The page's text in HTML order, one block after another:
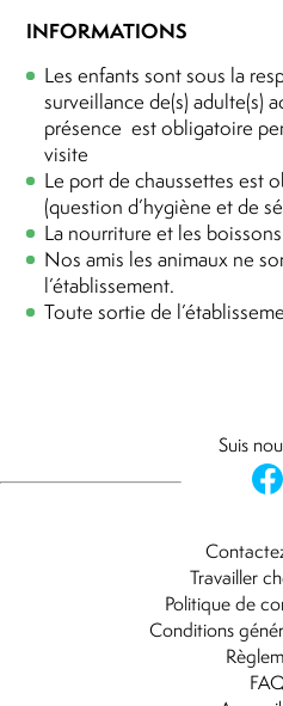
INFORMATIONS
Les enfants sont sous la
surveillance de(s) adulte(s)
présence est obligatoire
visite
Le port de chaussettes est
(question d’hygiène et de
La nourriture et les
Nos amis les animaux ne
l’établissement.
Toute sortie de
Suis
Travailler
Politique de
Conditions